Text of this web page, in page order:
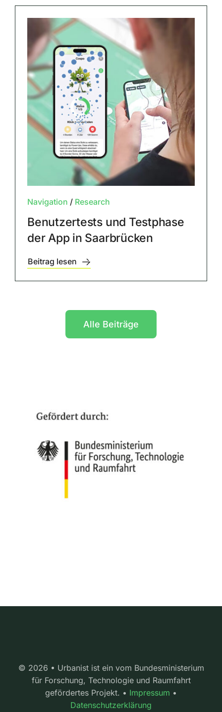
Navigation / Research
Benutzertests und Testphase
der App in Saarbrücken
Beitrag lesen
Alle Beiträge
© 2026 • Urbanist ist ein vom Bundesministerium
für Forschung, Technologie und Raumfahrt
gefördertes Projekt. • Impressum •
Datenschutzerklärung